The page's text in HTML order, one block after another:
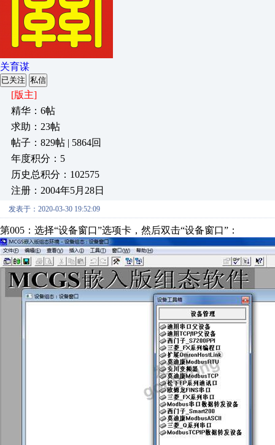
关育谋
已关注 私信
[版主]
精华：6帖
求助：23帖
帖子：829帖 | 5864回
年度积分：5
历史总积分：102575
注册：2004年5月28日
发表于：2020-03-30 19:52:09
第005：选择“设备窗口”选项卡，然后双击“设备窗口”：